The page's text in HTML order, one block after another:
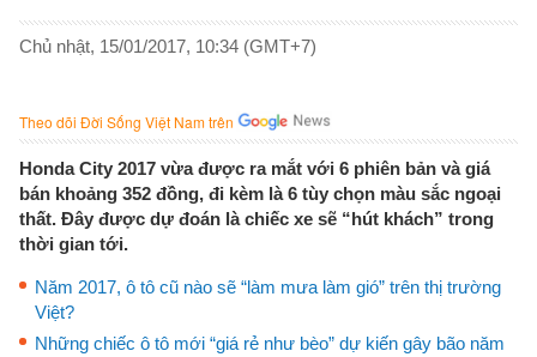
Chủ nhật, 15/01/2017, 10:34 (GMT+7)
Theo dõi Đời Sống Việt Nam trên
Honda City 2017 vừa được ra mắt với 6 phiên bản và giá
bán khoảng 352 đồng, đi kèm là 6 tùy chọn màu sắc ngoại
thất. Đây được dự đoán là chiếc xe sẽ “hút khách” trong
thời gian tới.
Năm 2017, ô tô cũ nào sẽ “làm mưa làm gió” trên thị trường
Việt?
Những chiếc ô tô mới “giá rẻ như bèo” dự kiến gây bão năm